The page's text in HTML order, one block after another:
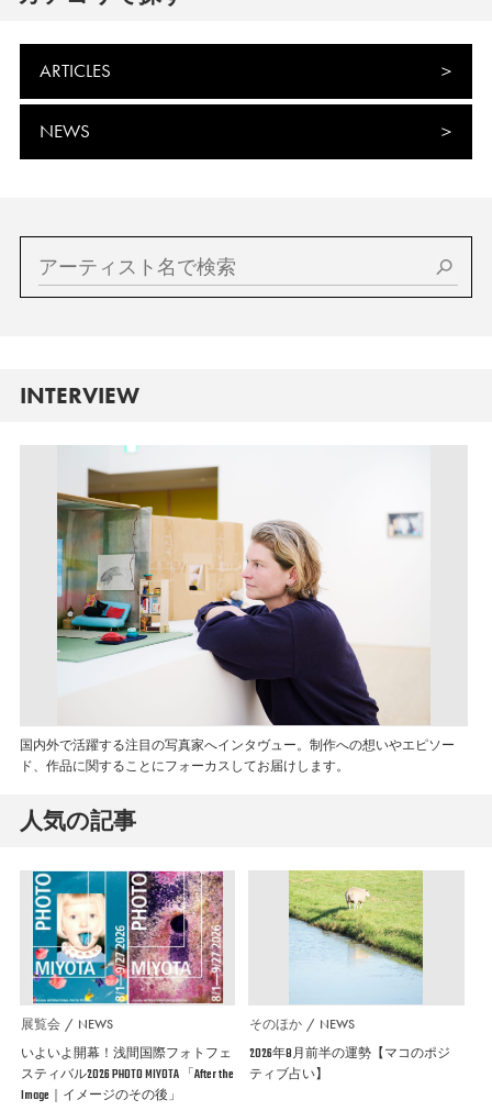
ARTICLES
NEWS
INTERVIEW
国内外で活躍する注目の写真家へインタヴュー。制作への想いやエピソー
ド、作品に関することにフォーカスしてお届けします。
人気の記事
展覧会 NEWS
いよいよ開幕！浅間国際フォトフェ
スティバル2026 PHOTO MIYOTA 「After the
Image｜イメージのその後」
そのほか NEWS
2026年8月前半の運勢【マコのポジ
ティブ占い】